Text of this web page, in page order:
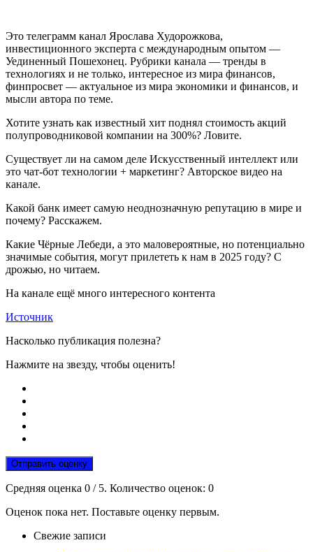
Это телеграмм канал Ярослава Худорожкова,
инвестиционного эксперта с международным опытом —
Уединенный Пошехонец. Рубрики канала — тренды в
технологиях и не только, интересное из мира финансов,
финпросвет — актуальное из мира экономики и финансов, и
мысли автора по теме.
Хотите узнать как известный хит поднял стоимость акций
полупроводниковой компании на 300%? Ловите.
Существует ли на самом деле Искусственный интеллект или
это чат-бот технологии + маркетинг? Авторское видео на
канале.
Какой банк имеет самую неоднозначную репутацию в мире и
почему? Расскажем.
Какие Чёрные Лебеди, а это маловероятные, но потенциально
значимые события, могут прилететь к нам в 2025 году? С
дрожью, но читаем.
На канале ещё много интересного контента
Источник
Насколько публикация полезна?
Нажмите на звезду, чтобы оценить!
Отправить оценку
Средняя оценка 0 / 5. Количество оценок: 0
Оценок пока нет. Поставьте оценку первым.
Свежие записи